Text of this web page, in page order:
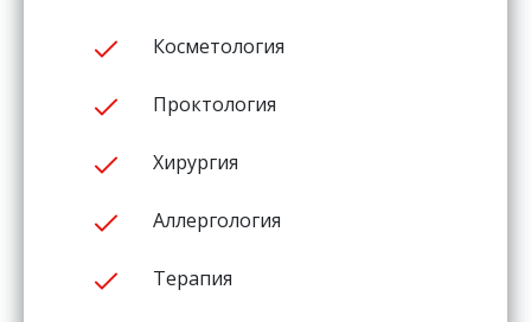
Косметология
Проктология
Хирургия
Аллергология
Терапия